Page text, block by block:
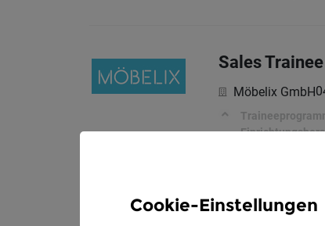
Sales
Möbelix GmbH
Sales
Cookie-Einstellungen